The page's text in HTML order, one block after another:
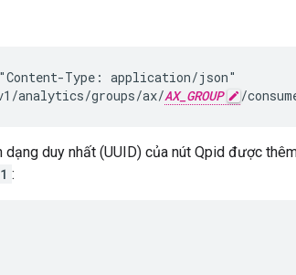
Type: application/json"
analytics/groups/ax/AX_GROUP /
duy nhất (UUID) của nút Qpid được
: